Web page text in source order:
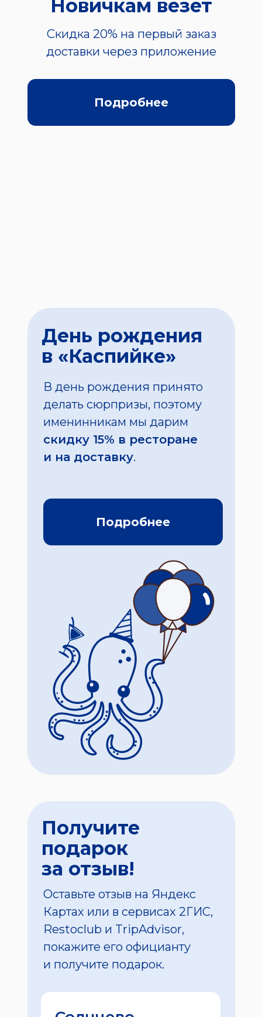
Новичкам везет
Скидка 20% на первый заказ
доставки через приложение
Подробнее
День рождения
в «Каспийке»
В день рождения принято
делать сюрпризы, поэтому
именинникам мы дарим
скидку 15% в ресторане
и на доставку.
Подробнее
Получите
подарок
за отзыв!
Оставьте отзыв на Яндекс
Картах или в сервисах 2ГИС,
Restoclub и TripAdvisor,
покажите его официанту
и получите подарок.